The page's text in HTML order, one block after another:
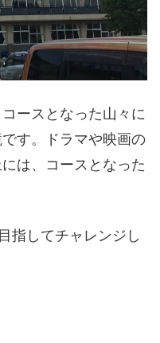
ースとなった山々に
す。ドラマや映画の
は、コースとなった
指してチャレンジし